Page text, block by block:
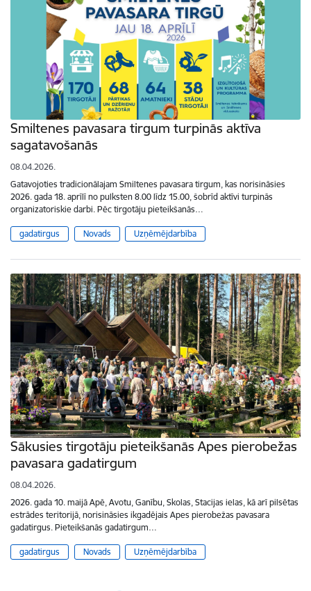
Smiltenes pavasara tirgum turpinās aktīva
sagatavošanās
08.04.2026.
Gatavojoties tradicionālajam Smiltenes pavasara tirgum, kas norisināsies
2026. gada 18. aprīlī no pulksten 8.00 līdz 15.00, šobrīd aktīvi turpinās
organizatoriskie darbi. Pēc tirgotāju pieteikšanās…
gadatirgus Novads Uzņēmējdarbība
Sākusies tirgotāju pieteikšanās Apes pierobežas
pavasara gadatirgum
08.04.2026.
2026. gada 10. maijā Apē, Avotu, Ganību, Skolas, Stacijas ielas, kā arī pilsētas
estrādes teritorijā, norisināsies ikgadējais Apes pierobežas pavasara
gadatirgus. Pieteikšanās gadatirgum…
gadatirgus Novads Uzņēmējdarbība